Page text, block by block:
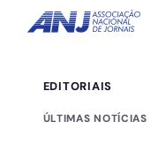
EDITORIAIS
ÚLTIMAS NOTÍCIAS